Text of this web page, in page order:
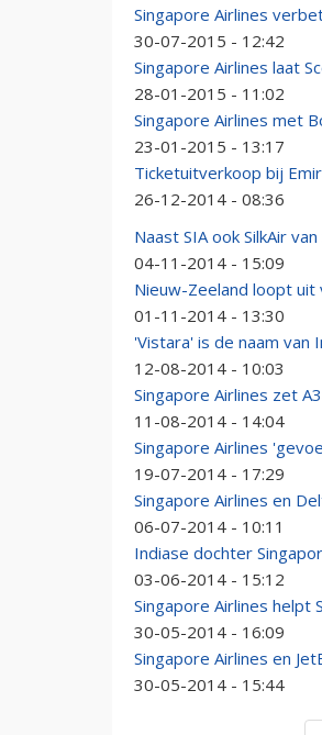
Singapore Airlines
30-07-2015 - 12:42
Singapore Airlines laat
28-01-2015 - 11:02
Singapore Airlines met
23-01-2015 - 13:17
Ticketuitverkoop bij
26-12-2014 - 08:36
Naast SIA ook SilkAir
04-11-2014 - 15:09
Nieuw-Zeeland loopt uit
01-11-2014 - 13:30
'Vistara' is de naam van
12-08-2014 - 10:03
Singapore Airlines zet
11-08-2014 - 14:04
Singapore Airlines
19-07-2014 - 17:29
Singapore Airlines en
06-07-2014 - 10:11
Indiase dochter
03-06-2014 - 15:12
Singapore Airlines helpt
30-05-2014 - 16:09
Singapore Airlines en
30-05-2014 - 15:44